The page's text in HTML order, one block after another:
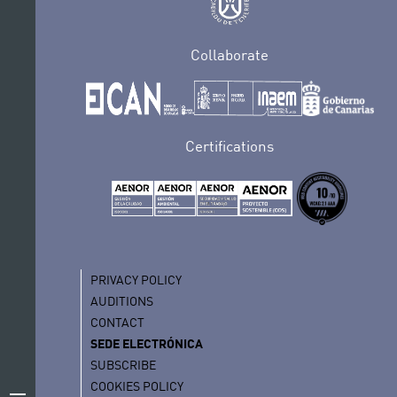
Collaborate
Certifications
PRIVACY POLICY
AUDITIONS
CONTACT
SEDE ELECTRÓNICA
SUBSCRIBE
COOKIES POLICY